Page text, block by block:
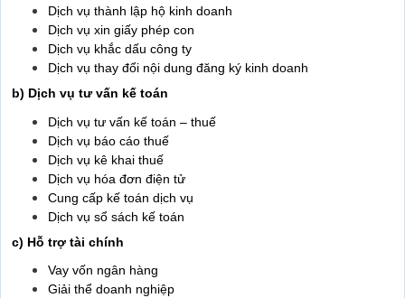
Dịch vụ thành lập hộ kinh doanh
Dịch vụ xin giấy phép con
Dịch vụ khắc dấu công ty
Dịch vụ thay đổi nội dung đăng ký kinh doanh
b) Dịch vụ tư vấn kế toán
Dịch vụ tư vấn kế toán – thuế
Dịch vụ báo cáo thuế
Dịch vụ kê khai thuế
Dịch vụ hóa đơn điện tử
Cung cấp kế toán dịch vụ
Dịch vụ sổ sách kế toán
c) Hỗ trợ tài chính
Vay vốn ngân hàng
Giải thể doanh nghiệp